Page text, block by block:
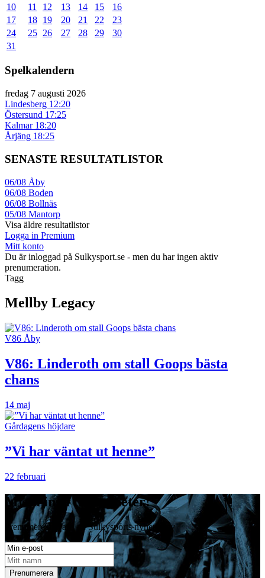
10
11 12 13 14 15
16
17
18 19 20 21 22
23
24
25 26 27 28 29
30
31
Spelkalendern
fredag 7 augusti 2026
Lindesberg 12:20
Östersund 17:25
Kalmar 18:20
Årjäng 18:25
SENASTE RESULTATLISTOR
06/08 Åby
06/08 Boden
06/08 Bollnäs
05/08 Mantorp
Visa äldre resultatlistor
Logga in Premium
Mitt konto
Du är inloggad på Sulkysport.se - men du har ingen aktiv
prenumeration.
Tagg
Mellby Legacy
V86 Åby
V86: Linderoth om stall Goops bästa
chans
14 maj
Gårdagens höjdare
”Vi har väntat ut henne”
22 februari
Missa inga travnyheter!
Prenumerera gratis på Sulkysports nyhetsbrev